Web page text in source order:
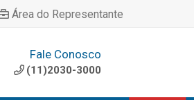
Área do Representante
Fale Conosco
(11)2030-3000